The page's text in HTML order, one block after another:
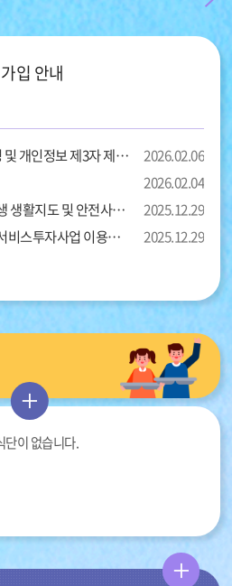
입 안내
보 제3자 제공 동의 안내
2026.02.06
2026.02.04
및 안전사고 예방교육 안내
2025.12.29
업 이용자 모집에 따른 안내
2025.12.29
단이 없습니다.
더
보
더